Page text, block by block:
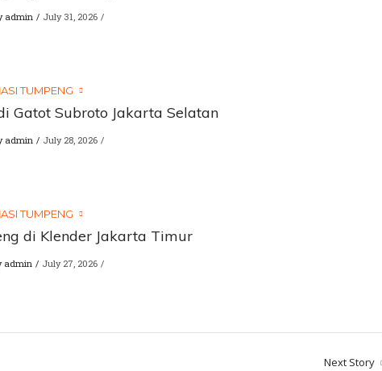
admin July 31, 2026
TUMPENG
Gatot Subroto Jakarta Selatan
admin July 28, 2026
TUMPENG
di Klender Jakarta Timur
admin July 27, 2026
Next Story